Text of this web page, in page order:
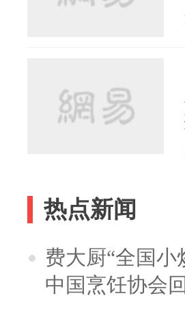
热点新闻
费大厨“全国
中国烹饪协会